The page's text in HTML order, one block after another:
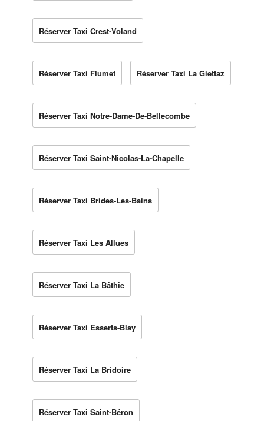
Réserver Taxi Crest-Voland
Réserver Taxi Flumet Réserver Taxi La Giettaz
Réserver Taxi Notre-Dame-De-Bellecombe
Réserver Taxi Saint-Nicolas-La-Chapelle
Réserver Taxi Brides-Les-Bains
Réserver Taxi Les Allues
Réserver Taxi La Bâthie
Réserver Taxi Esserts-Blay
Réserver Taxi La Bridoire
Réserver Taxi Saint-Béron